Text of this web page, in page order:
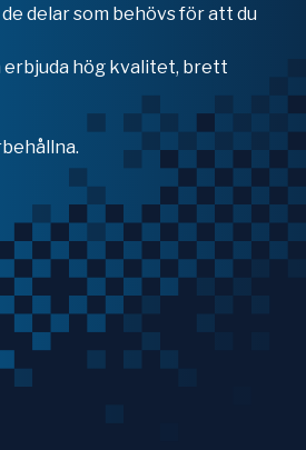
delar som behövs för att du
erbjuda hög kvalitet, brett